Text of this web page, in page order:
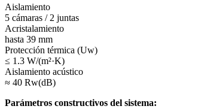
Aislamiento
5 cámaras / 2 juntas
Acristalamiento
hasta 39 mm
Protección térmica (Uw)
≤ 1.3 W/(m²·K)
Aislamiento acústico
≈ 40 Rw(dB)
Parámetros constructivos del sistema: